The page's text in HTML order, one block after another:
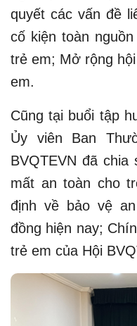
quyết các vấn đề
cố kiện toàn
trẻ em; Mở rộng
em.
Cũng tại buổi tập
Ủy viên Ban
BVQTEVN đã
mất an toàn cho
định về bảo vệ
đồng hiện nay;
trẻ em của Hội